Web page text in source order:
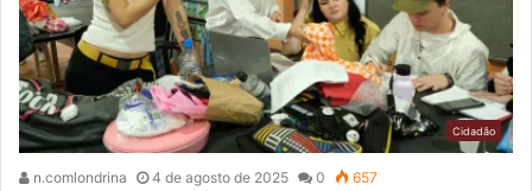
Cidadão
n.comlondrina 4 de agosto de 2025 0 657